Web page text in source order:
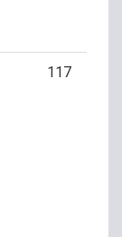
117